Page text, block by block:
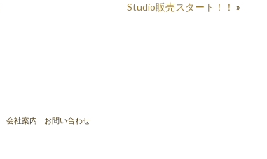
Studio販売スタート！！ »
会社案内 お問い合わせ